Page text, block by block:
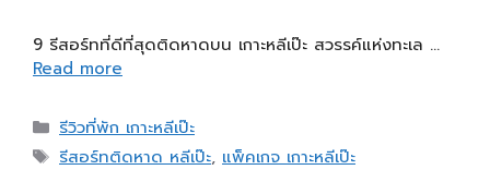
9 รีสอร์ทที่ดีที่สุดติดหาดบน เกาะหลีเป๊ะ สวรรค์แห่งทะเล …
Read more
รีวิวที่พัก เกาะหลีเป๊ะ
รีสอร์ทติดหาด หลีเป๊ะ, แพ็คเกจ เกาะหลีเป๊ะ